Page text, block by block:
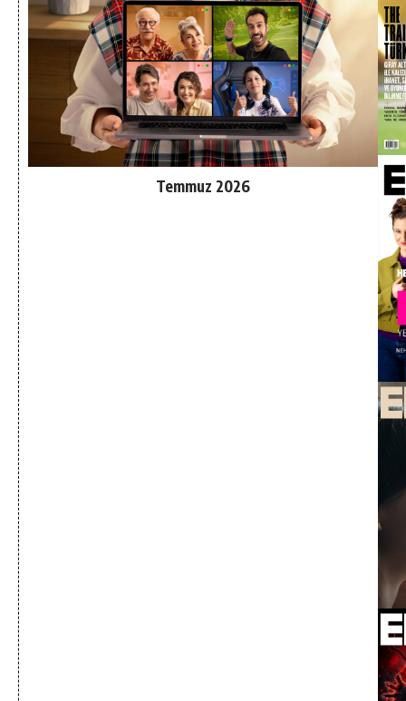
Temmuz 2026